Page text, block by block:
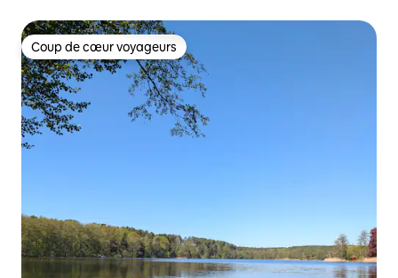
Coup de cœur voyageurs
Coup de cœur voyageurs